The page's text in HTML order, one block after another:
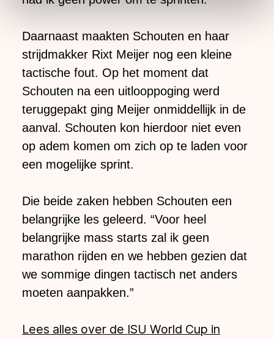
Door op ‘Toestaan’ te klikken, stemt u in met deze
Daarnaast maakten Schouten en haar
strijdmakker Rixt Meijer nog een kleine
tactische fout. Op het moment dat
Schouten na een uitlooppoging werd
teruggepakt ging Meijer onmiddellijk in de
aanval. Schouten kon hierdoor niet even
op adem komen om zich op te laden voor
een mogelijke sprint.
Die beide zaken hebben Schouten een
belangrijke les geleerd. “Voor heel
belangrijke mass starts zal ik geen
marathon rijden en we hebben gezien dat
we sommige dingen tactisch net anders
moeten aanpakken.”
Lees alles over de ISU World Cup in